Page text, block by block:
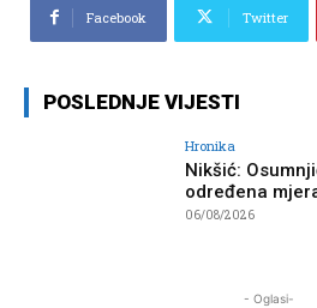
Facebook Twitter
POSLEDNJE VIJESTI
Hronika
Nikšić:
određena
06/08/2026
- Oglasi-